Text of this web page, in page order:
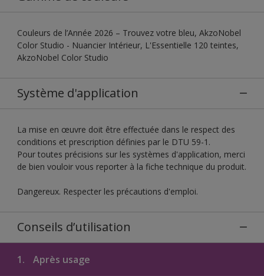
Couleurs de l’Année 2026 – Trouvez votre bleu, AkzoNobel
Color Studio - Nuancier Intérieur, L'Essentielle 120 teintes,
AkzoNobel Color Studio
Système d'application
La mise en œuvre doit être effectuée dans le respect des
conditions et prescription définies par le DTU 59-1.
Pour toutes précisions sur les systèmes d'application, merci
de bien vouloir vous reporter à la fiche technique du produit.
Dangereux. Respecter les précautions d'emploi.
Conseils d’utilisation
1. Après usage